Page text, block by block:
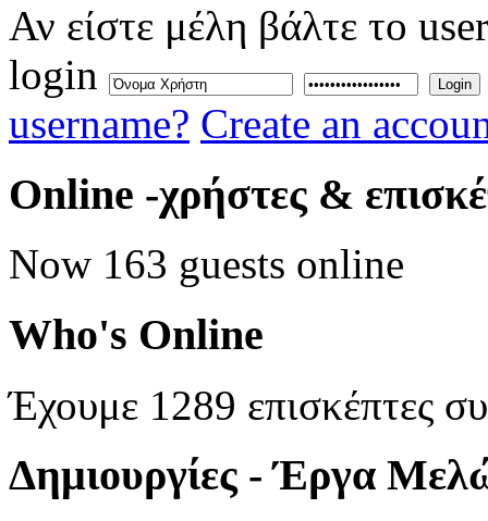
Αν είστε μέλη βάλτε το
login
Login
username? Create an
Online -χρήστες &
Now 163 guests online
Who's Online
Έχουμε 1289 επισκέπτες
Δημιουργίες - Έργα